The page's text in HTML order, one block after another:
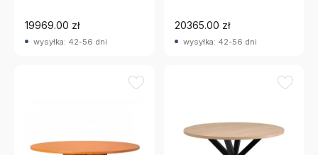
19969.00 zł
wysyłka: 42-56 dni
20365.00 zł
wysyłka: 42-56 dni